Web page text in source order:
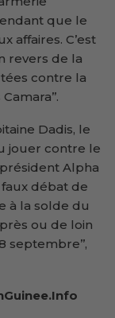
que le
affaires. C’est
revers de la
contre la
Dadis, le
jouer contre le
Alpha
faux débat de
à la solde du
ou de loin